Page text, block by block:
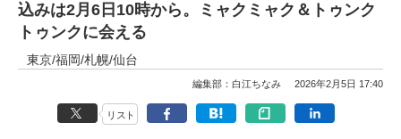
込みは2月6日10時から。ミャクミャク＆トゥンク
トゥンクに会える
東京/福岡/札幌/仙台
編集部：白江ちなみ 2026年2月5日 17:40
リスト